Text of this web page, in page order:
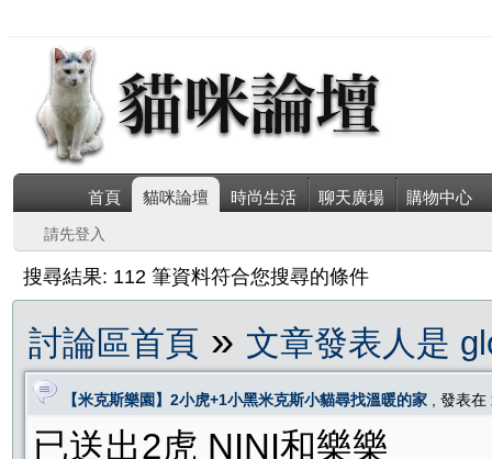
首頁 貓咪論壇 時尚生活 聊天廣場 購物中心
請先登入
搜尋結果: 112 筆資料符合您搜尋的條件
討論區首頁 » 文章發表人是
【米克斯樂園】2小虎+1小黑米克斯小貓尋找溫暖的家 , 發表在
已送出2虎 NINI和樂樂